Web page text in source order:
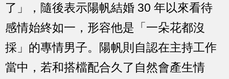
了」，隨後表示陽帆結婚 30 年以來看待
感情始終如一，形容他是「一朵花都沒
採」的專情男子。陽帆則自認在主持工作
當中，若和搭檔配合久了自然會產生情